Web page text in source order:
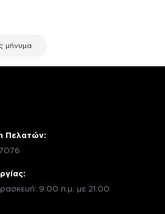
μήνυμα
Πελατών:
9:00 π.μ. με 21:00